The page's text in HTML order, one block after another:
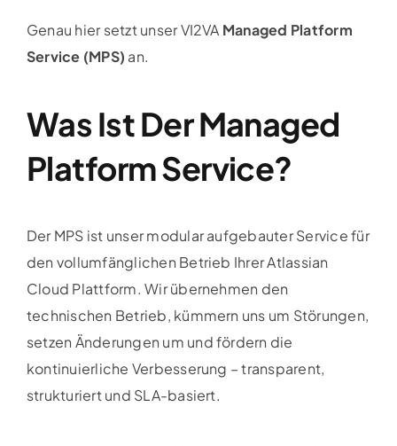
Genau hier setzt unser VI2VA Managed Platform
Service (MPS) an.
Was Ist Der Managed
Platform Service?
Der MPS ist unser modular aufgebauter Service für
den vollumfänglichen Betrieb Ihrer Atlassian
Cloud Plattform. Wir übernehmen den
technischen Betrieb, kümmern uns um Störungen,
setzen Änderungen um und fördern die
kontinuierliche Verbesserung – transparent,
strukturiert und SLA-basiert.